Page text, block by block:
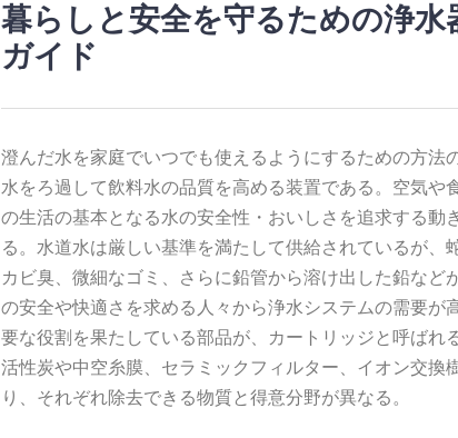
暮らしと安全を守るための浄水
ガイド
澄んだ水を家庭でいつでも使えるようにするための方法
水をろ過して飲料水の品質を高める装置である。 空気や
の生活の基本となる水の安全性・おいしさを追求する動
る。水道水は厳しい基準を満たして供給されているが、
カビ臭、微細なゴミ、さらに鉛管から溶け出した鉛など
の安全や快適さを求める人々から浄水システムの需要が
要な役割を果たしている部品が、カートリッジと呼ばれ
活性炭や中空糸膜、セラミックフィルター、イオン交換
り、それぞれ除去できる物質と得意分野が異なる。